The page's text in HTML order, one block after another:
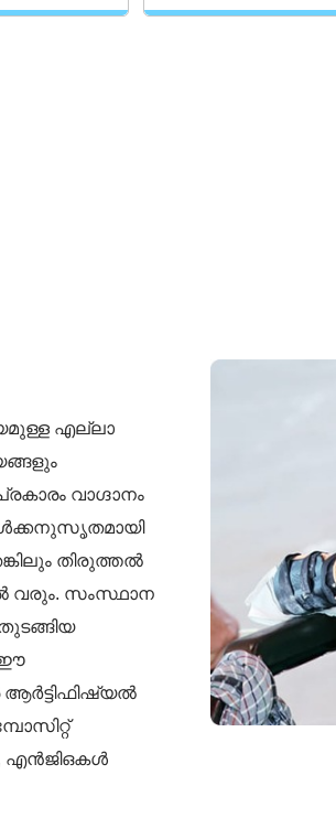
എല്ലാ
വാഗ്ദാനം
തിരുത്തൽ
വരും. സംസ്ഥാന
ഈ
എൻ‌ജി‌ഒകൾ